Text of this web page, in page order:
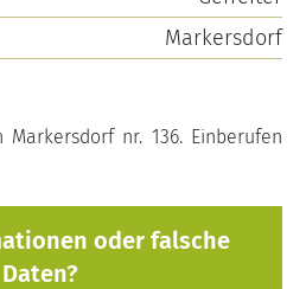
Markersdorf
nr. 136. Einberufen
oder falsche
Daten?